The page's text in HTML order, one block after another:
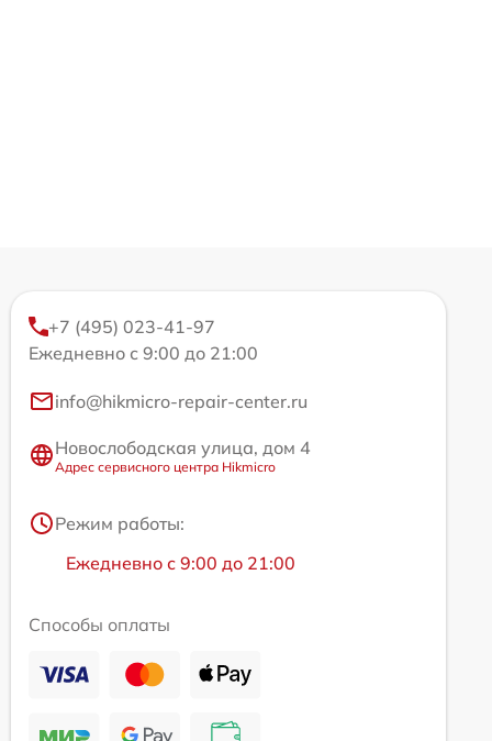
+7 (495) 023-41-97
Ежедневно с 9:00 до 21:00
info@hikmicro-repair-center.ru
Новослободская улица, дом 4
Адрес сервисного центра Hikmicro
Режим работы:
Ежедневно с 9:00 до 21:00
Способы оплаты